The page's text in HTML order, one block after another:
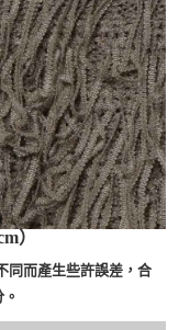
）
同而產生些許誤差，合